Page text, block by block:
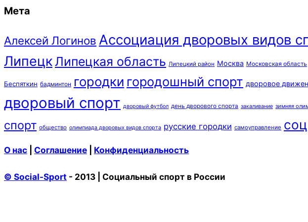
Мета
Алексей Логинов Ассоциация дворовых видов
ЛипецкЛипецкая область Липецкий район Москва Московская область
Беспяткин бадминтон городки городошный спорт дворовое
дворовый спорт дворовый футбол день дворового спорта закаливание зимняя
спорт общество олимпиада дворовых видов спорта русские городки самоуправление
О нас Соглашение Конфиденциальность
© Social-Sport - 2013 | Социальный спорт в России